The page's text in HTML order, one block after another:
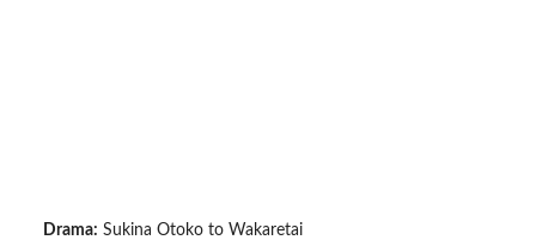
Drama: Sukina Otoko to Wakaretai